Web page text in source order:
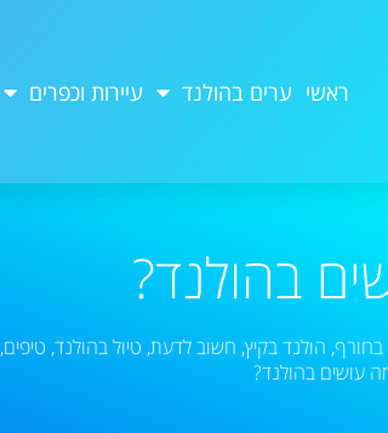
ראשי ערים בהולנד עיירות וכפרים
בהולנד?
בחורף, הולנד בקיץ, חשוב לדעת, טיול בהולנד, טיפים,
עושים בהולנד?